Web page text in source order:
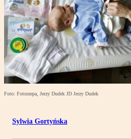
Foto: Fotorzepa, Jerzy Dudek JD Jerzy Dudek
Sylwia Gortyńska